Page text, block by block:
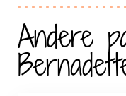
Andere